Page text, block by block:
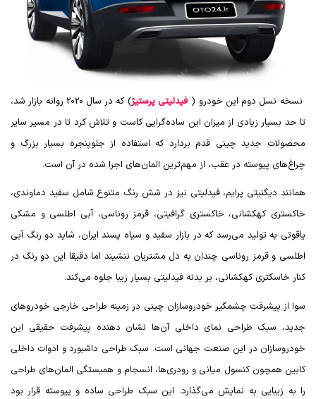
نسخه نسل دوم این خودرو ( فیدلیتی پرستیژ
) که در سال 2020 روانه بازار شد،
تا حد بسیار زیادی از میزان این ساده‌گرایی کاست و تلاش کرد تا در مسیر سایر
محصولات جدید چینی قدم بردارد که استفاده از جلوپنجره بسیار بزرگ و
چراغ‌های پیوسته در عقب، از مهم‌ترین المان‌های اجرا شده در آن است.
همانند دیگنیتی پرایم، فیدلیتی نیز در شش رنگ متنوع شامل سفید دماوندی،
خاکستری کهکشانی، خاکستری گرافیتی، قرمز روناسی، آبی اطلسی و مشکی
یاقوتی به تولید می‌رسد که در بازار سفید و سیاه پسند ایران، شاید دو رنگ آبی
اطلسی و قرمز روناسی چندان به دل مشتریان ننشیند اما دقیقا این دو رنگ در
کنار خاسکتری کهکشانی، بر بدنه فیدلیتی بسیار زیبا جلوه می‌کند.
سوا از پیشرفت چشمگیر خودروسازان چینی در زمینه طراحی خارجی خودروهای
جدید، سبک طراحی نمای داخلی آن‌ها نشان دهنده پیشرفت حقیقی این
خودروسازان در این صنعت جهانی است. سبک طراحی داشبورد و ادوات داخلی
کابین همچون کنسول میانی و رودری‌ها، انسجام و همبستگی المان‌های طراحی
را به زیبایی به نمایش می‌گذارد. این سبک طراحی ساده و پیوسته قرار بود